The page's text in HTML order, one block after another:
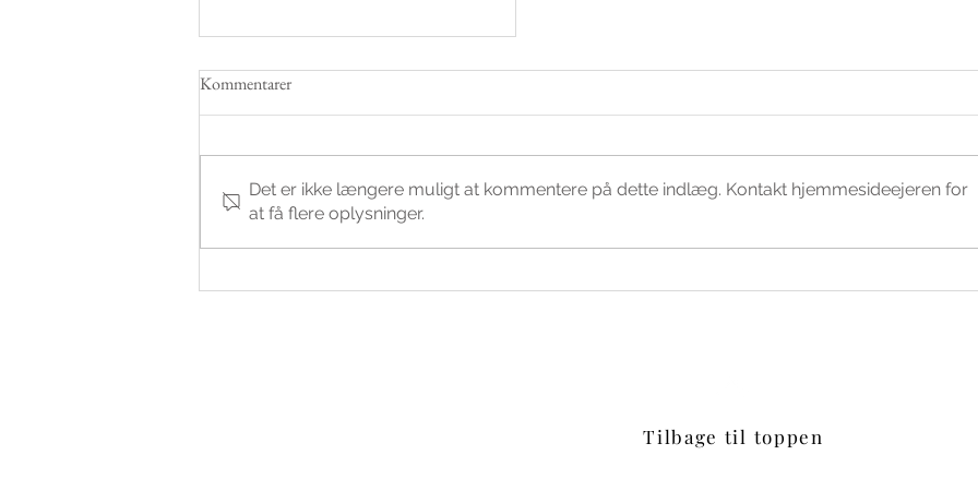
Må Sparkling.dk vise kundernes
Kommentarer
Det er ikke længere muligt at kommentere på dette indlæg. Kontakt hjemmesideejeren for
at få flere oplysninger.
Tilbage til toppen